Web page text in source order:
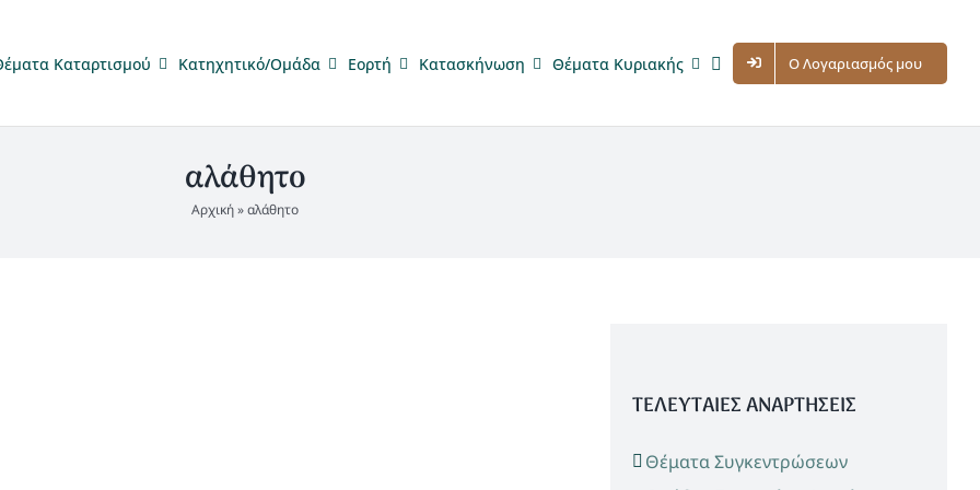
Καταρτισμού Κατηχητικό/Ομάδα Eορτή Κατασκήνωση Θέματα Κυριακής Ο Λογαριασμός μου
αλάθητο
Αρχική»αλάθητο
ΤΕΛΕΥΤΑΙΕΣ ΑΝΑΡΤΗΣΕΙΣ
Θέματα Συγκεντρώσεων